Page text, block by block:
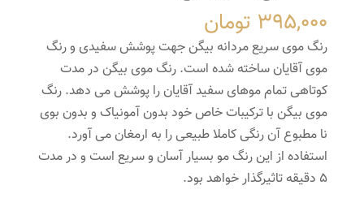
395,000 تومان
رنگ موی سریع مردانه بیگن جهت پوشش سفیدی و رنگ
موی آقایان ساخته شده است. رنگ موی بیگن در مدت
کوتاهی تمام موهای سفید آقایان را پوشش می دهد. رنگ
موی بیگن با ترکیبات خاص خود بدون آمونیاک و بدون بوی
نا مطبوع آن رنگی کاملا طبیعی را به ارمغان می آورد.
استفاده از این رنگ مو بسیار آسان و سریع است و در مدت
5 دقیقه تاثیرگذار خواهد بود.